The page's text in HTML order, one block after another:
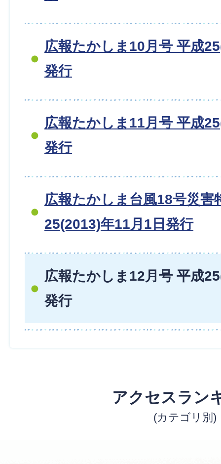
広報たかしま10月号 平成
発行
広報たかしま11月号 平成
発行
広報たかしま台風18号災害
25(2013)年11月1日発行
広報たかしま12月号 平成
発行
アクセスラン
(カテゴリ別)